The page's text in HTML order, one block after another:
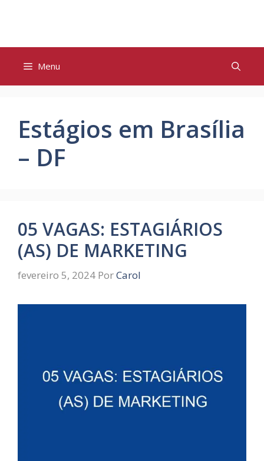
conteúdo
Menu
Estágios em Brasília
– DF
05 VAGAS: ESTAGIÁRIOS
(AS) DE MARKETING
fevereiro 5, 2024 PorCarol